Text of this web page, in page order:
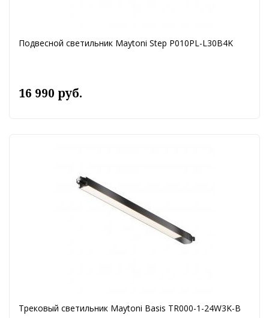
Подвесной светильник Maytoni Step P010PL-L30B4K
16 990 руб.
Трековый светильник Maytoni Basis TR000-1-24W3K-B